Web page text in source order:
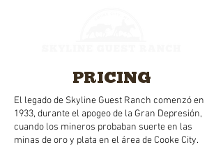
PRICING
El legado de Skyline Guest Ranch comenzó en
1933, durante el apogeo de la Gran Depresión,
cuando los mineros probaban suerte en las
minas de oro y plata en el área de Cooke City.